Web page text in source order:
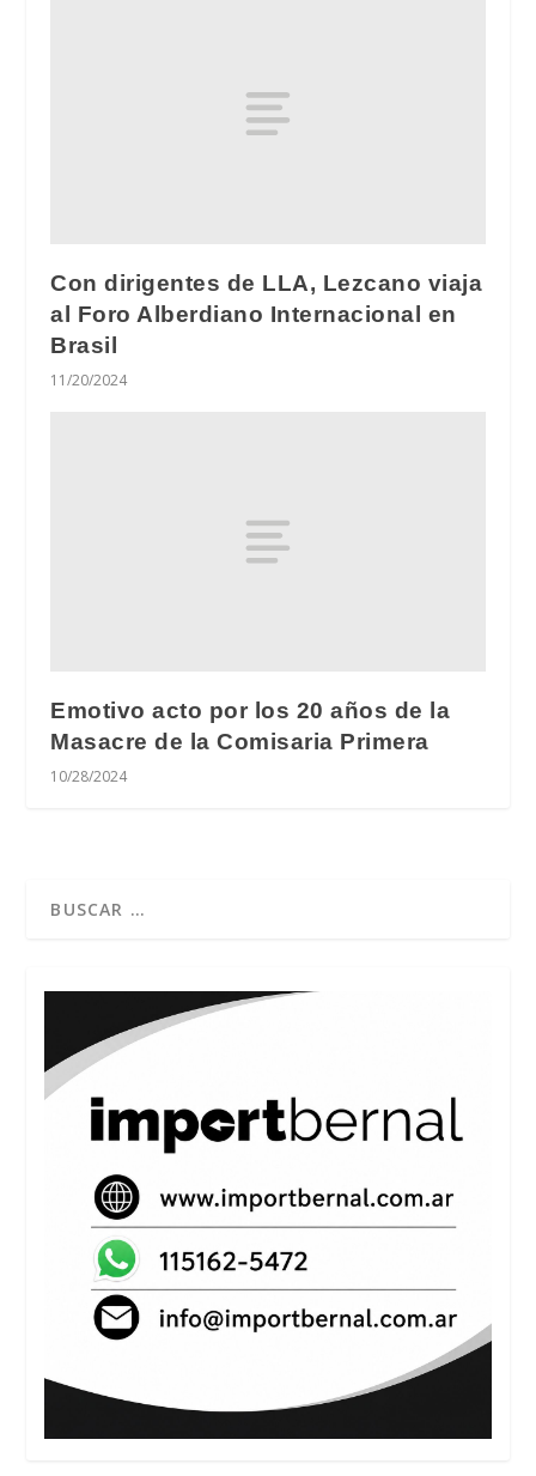
Con dirigentes de LLA, Lezcano viaja
al Foro Alberdiano Internacional en
Brasil
11/20/2024
Emotivo acto por los 20 años de la
Masacre de la Comisaria Primera
10/28/2024